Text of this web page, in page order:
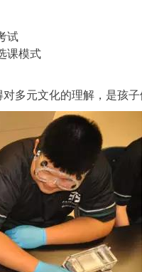
试
课模式
多元文化的理解，是孩子